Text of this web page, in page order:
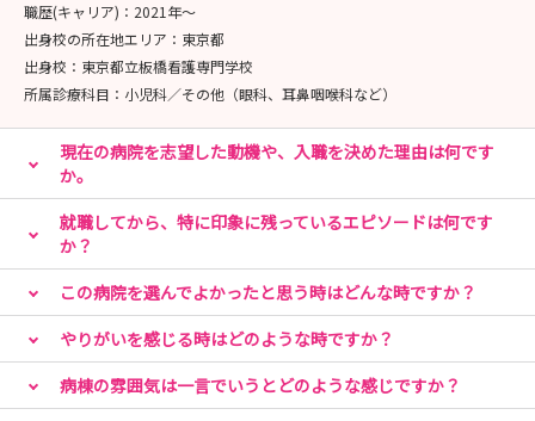
職歴(キャリア)： 2021年〜
出身校の所在地エリア： 東京都
出身校： 東京都立板橋看護専門学校
所属診療科目： 小児科／その他（眼科、耳鼻咽喉科など）
現在の病院を志望した動機や、入職を決めた理由は何です
か。
就職してから、特に印象に残っているエピソードは何です
か？
この病院を選んでよかったと思う時はどんな時ですか？
やりがいを感じる時はどのような時ですか？
病棟の雰囲気は一言でいうとどのような感じですか？